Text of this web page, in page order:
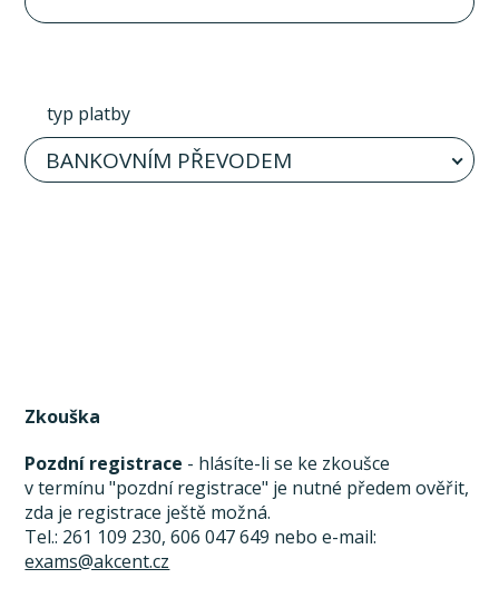
typ platby
BANKOVNÍM PŘEVODEM
Zkouška
Pozdní registrace - hlásíte-li se ke zkoušce
v termínu "pozdní registrace" je nutné předem ověřit,
zda je registrace ještě možná.
Tel.: 261 109 230, 606 047 649 nebo e-mail:
exams@akcent.cz